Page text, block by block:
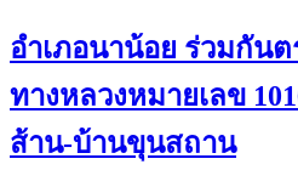
อำเภอนาน้อย ร่วมกัน
ทางหลวงหมายเลข
ส้าน-บ้านขุนสถาน